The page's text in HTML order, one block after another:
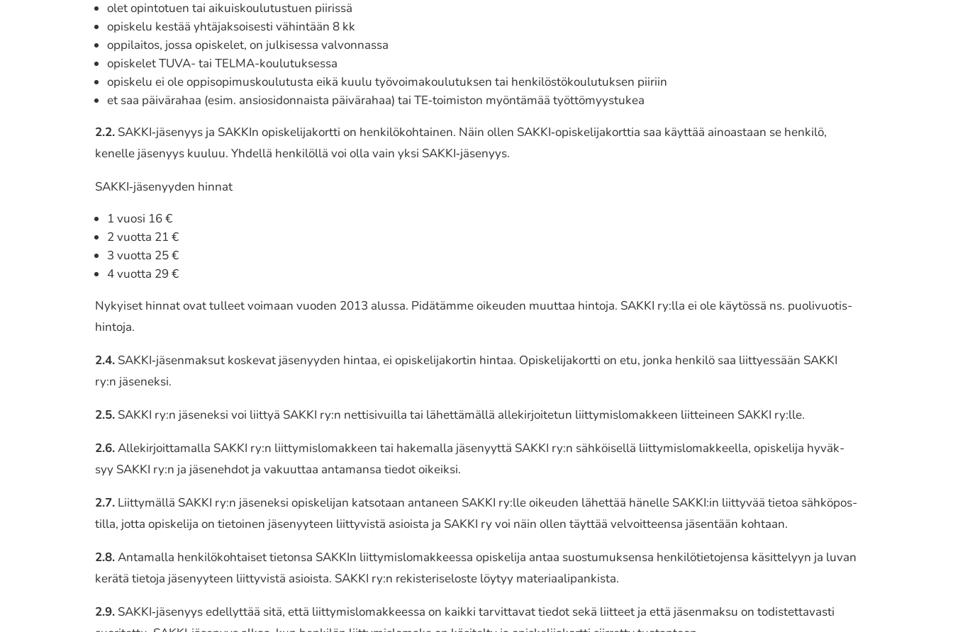
olet opin­to­tuen tai aikuis­kou­lu­tus­tuen piiris­sä
opis­ke­lu kestää yhtä­jak­soi­ses­ti vähin­tään 8 kk
oppi­lai­tos, jossa opis­ke­let, on julki­ses­sa valvon­nas­sa
opis­ke­let TUVA- tai TELMA-koulutuksessa
opis­ke­lu ei ole oppi­so­pi­mus­kou­lu­tus­ta eikä kuulu työvoi­ma­kou­lu­tuk­sen tai henki­lös­tö­kou­lu­tuk­sen piiriin
et saa päivä­ra­haa (esim. ansio­si­don­nais­ta päivä­ra­haa) tai TE‐toimiston myön­tä­mää työttömyystukea
2.2. SAKKI‐jäsenyys ja SAKKIn opis­ke­li­ja­kort­ti on henki­lö­koh­tai­nen. Näin ollen SAKKI‐opiskelijakorttia saa käyttää ainoas­taan se henkilö,
kenelle jäse­nyys kuuluu. Yhdellä henki­löl­lä voi olla vain yksi SAKKI‐jäsenyys.
SAKKI‐jäsenyyden hinnat
1 vuosi 16 €
2 vuotta 21 €
3 vuotta 25 €
4 vuotta 29 €
Nykyiset hinnat ovat tulleet voimaan vuoden 2013 alussa. Pidätämme oikeu­den muuttaa hintoja. SAKKI ry:lla ei ole käytös­sä ns. puoli­vuo­tis­
hin­to­ja.
2.4. SAKKI‐jäsenmaksut koske­vat jäse­nyy­den hintaa, ei opis­ke­li­ja­kor­tin hintaa. Opiskelijakortti on etu, jonka henkilö saa liit­tyes­sään SAKKI
ry:n jäse­nek­si.
2.5. SAKKI ry:n jäse­nek­si voi liittyä SAKKI ry:n netti­si­vuil­la tai lähet­tä­mäl­lä alle­kir­joi­te­tun liit­ty­mis­lo­mak­keen liit­tei­neen SAKKI ry:lle.
2.6.Allekirjoittamalla SAKKI ry:n liit­ty­mis­lo­mak­keen tai hake­mal­la jäse­nyyt­tä SAKKI ry:n sähköi­sel­lä liit­ty­mis­lo­mak­keel­la, opis­ke­li­ja hyväk­
syy SAKKI ry:n ja jäse­neh­dot ja vakuut­taa anta­man­sa tiedot oikeik­si.
2.7. Liittymällä SAKKI ry:n jäse­nek­si opis­ke­li­jan katso­taan anta­neen SAKKI ry:lle oikeu­den lähet­tää hänelle SAKKI:in liit­ty­vää tietoa sähkö­pos­
til­la, jotta opis­ke­li­ja on tietoi­nen jäse­nyy­teen liit­ty­vis­tä asiois­ta ja SAKKI ry voi näin ollen täyttää velvoit­teen­sa jäsen­tään kohtaan.
2.8.Antamalla henki­lö­koh­tai­set tieton­sa SAKKIn liit­ty­mis­lo­mak­kees­sa opis­ke­li­ja antaa suos­tu­muk­sen­sa henki­lö­tie­to­jen­sa käsit­te­lyyn ja luvan
kerätä tietoja jäse­nyy­teen liit­ty­vis­tä asiois­ta. SAKKI ry:n rekis­te­ri­se­los­te löytyy mate­ri­aa­li­pan­kis­ta.
2.9. SAKKI‐jäsenyys edel­lyt­tää sitä, että liit­ty­mis­lo­mak­kees­sa on kaikki tarvit­ta­vat tiedot sekä liit­teet ja että jäsen­mak­su on todis­tet­ta­vas­ti